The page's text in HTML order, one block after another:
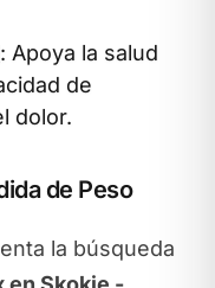
: Apoya la salud
de
dolor.
de Peso
la búsqueda